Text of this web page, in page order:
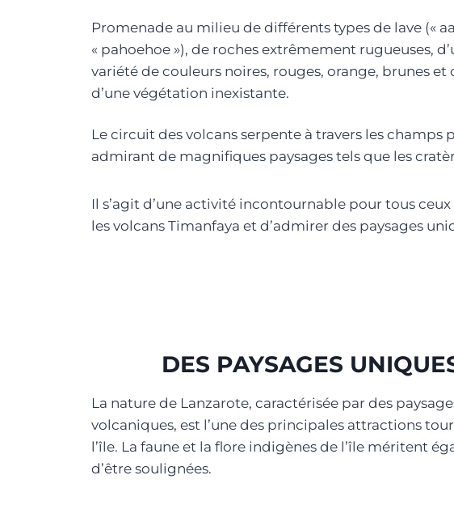
Promenade au milieu de différents types de lave («
« pahoehoe »), de roches extrêmement rugueuses,
variété de couleurs noires, rouges, orange, brunes et
d’une végétation inexistante.
Le circuit des volcans serpente à travers les
admirant de magnifiques paysages tels que les
Il s’agit d’une activité incontournable pour tous
les volcans Timanfaya et d’admirer des paysages
DES PAYSAGES
La nature de Lanzarote, caractérisée par des
volcaniques, est l’une des principales attractions
l’île. La faune et la flore indigènes de l’île méritent
d’être soulignées.